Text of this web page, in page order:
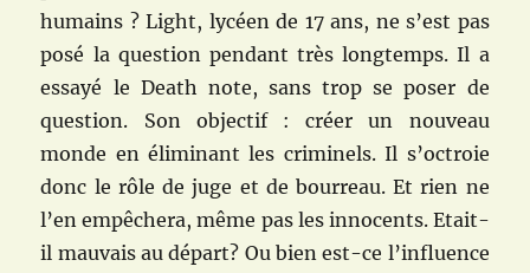
humains ? Light, lycéen de 17 ans, ne s’est pas
posé la question pendant très longtemps. Il a
essayé le Death note, sans trop se poser de
question. Son objectif : créer un nouveau
monde en éliminant les criminels. Il s’octroie
donc le rôle de juge et de bourreau. Et rien ne
l’en empêchera, même pas les innocents. Etait-
il mauvais au départ? Ou bien est-ce l’influence